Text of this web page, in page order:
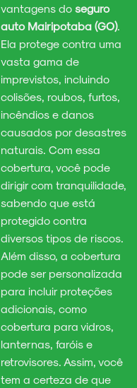
vantagens do seguro
auto Mairipotaba (GO).
Ela protege contra uma
vasta gama de
imprevistos, incluindo
colisões, roubos, furtos,
incêndios e danos
causados por desastres
naturais. Com essa
cobertura, você pode
dirigir com tranquilidade,
sabendo que está
protegido contra
diversos tipos de riscos.
Além disso, a cobertura
pode ser personalizada
para incluir proteções
adicionais, como
cobertura para vidros,
lanternas, faróis e
retrovisores. Assim, você
tem a certeza de que